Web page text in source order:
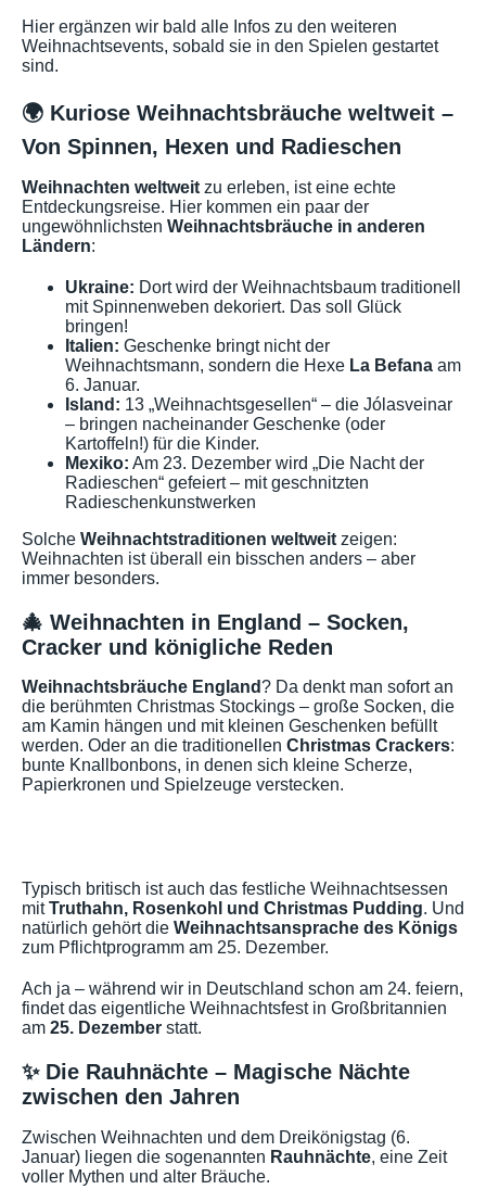
Hier ergänzen wir bald alle Infos zu den weiteren
Weihnachtsevents, sobald sie in den Spielen gestartet
sind.
🌍 Kuriose Weihnachtsbräuche weltweit –
Von Spinnen, Hexen und Radieschen
Weihnachten weltweit zu erleben, ist eine echte
Entdeckungsreise. Hier kommen ein paar der
ungewöhnlichsten Weihnachtsbräuche in anderen
Ländern:
Ukraine: Dort wird der Weihnachtsbaum traditionell
mit Spinnenweben dekoriert. Das soll Glück
bringen!
Italien: Geschenke bringt nicht der
Weihnachtsmann, sondern die Hexe La Befana am
6. Januar.
Island: 13 „Weihnachtsgesellen“ – die Jólasveinar
– bringen nacheinander Geschenke (oder
Kartoffeln!) für die Kinder.
Mexiko: Am 23. Dezember wird „Die Nacht der
Radieschen“ gefeiert – mit geschnitzten
Radieschenkunstwerken
Solche Weihnachtstraditionen weltweit zeigen:
Weihnachten ist überall ein bisschen anders – aber
immer besonders.
🎄 Weihnachten in England – Socken,
Cracker und königliche Reden
Weihnachtsbräuche England? Da denkt man sofort an
die berühmten Christmas Stockings – große Socken, die
am Kamin hängen und mit kleinen Geschenken befüllt
werden. Oder an die traditionellen Christmas Crackers:
bunte Knallbonbons, in denen sich kleine Scherze,
Papierkronen und Spielzeuge verstecken.
Typisch britisch ist auch das festliche Weihnachtsessen
mitTruthahn, Rosenkohl und Christmas Pudding. Und
natürlich gehört die Weihnachtsansprache des Königs
zum Pflichtprogramm am 25. Dezember.
Ach ja – während wir in Deutschland schon am 24. feiern,
findet das eigentliche Weihnachtsfest in Großbritannien
am 25. Dezember statt.
✨ Die Rauhnächte – Magische Nächte
zwischen den Jahren
Zwischen Weihnachten und dem Dreikönigstag (6.
Januar) liegen die sogenannten Rauhnächte, eine Zeit
voller Mythen und alter Bräuche.